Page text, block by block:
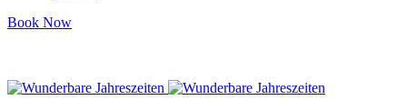
Book Now